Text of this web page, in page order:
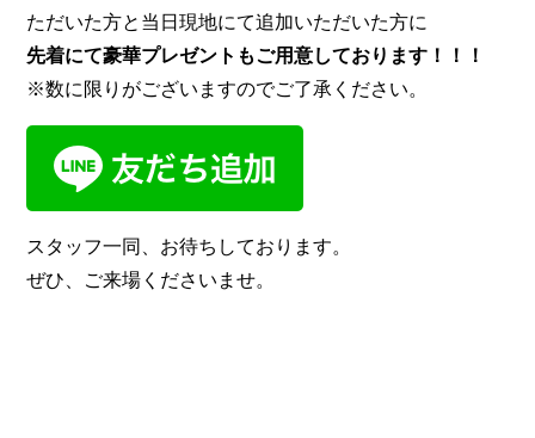
ただいた方と当日現地にて追加いただいた方に
先着にて豪華プレゼントもご用意しております！！！
※数に限りがございますのでご了承ください。
スタッフ一同、お待ちしております。
ぜひ、ご来場くださいませ。